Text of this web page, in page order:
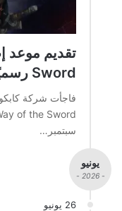
Sword رسميًا إلى 4 سبتمبر 2026
سبتمبر…
يونيو
- 2026 -
26 يونيو